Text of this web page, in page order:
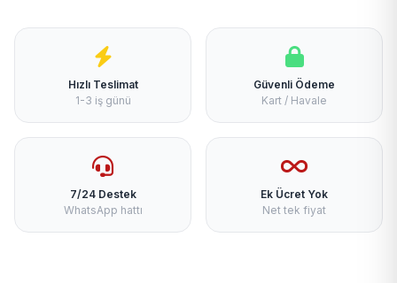
Hızlı Teslimat
1-3 iş günü
Güvenli Ödeme
Kart / Havale
7/24 Destek
WhatsApp hattı
Ek Ücret Yok
Net tek fiyat